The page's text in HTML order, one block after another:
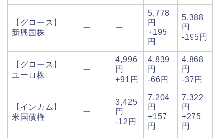
【グロース】
新興国株
ー ー
5,778
円
+195
円
5,388
円
-195円
【グロース】
ユーロ株
ー
4,996
円
+91円
4,839
円
-66円
4,868
円
-37円
【インカム】
米国債権
ー
3,425
円
-12円
7,204
円
+157
円
7,322
円
+275
円